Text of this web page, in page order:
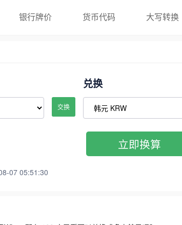
银行牌价 货币代码 大写转换
交换
兑换
07 05:51:30
立即换算